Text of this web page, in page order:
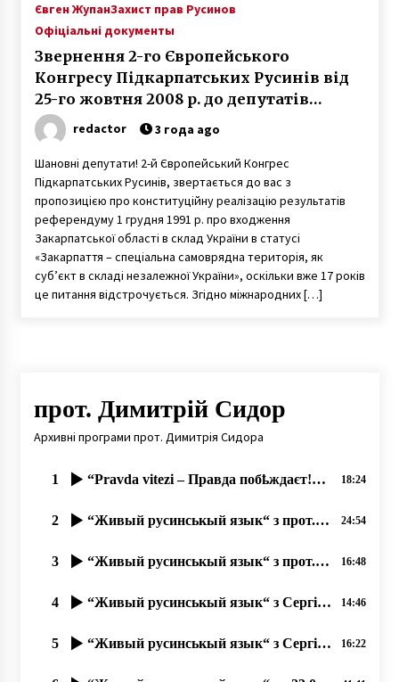
Євген ЖупанЗахист прав Русинов
Офіціальні документы
Звернення 2-го Європейського
Конгресу Підкарпатських Русинів від
25-го жовтня 2008 р. до депутатів
Закарпатської обласної ради
(фотокопія документу, том 8 стор. 100
кримінальної справи)
redactor 3 года ago
Шановні депутати! 2-й Європейський Конгрес
Підкарпатських Русинів, звертається до вас з
пропозицією про конституційну реалізацію результатів
референдуму 1 грудня 1991 р. про входження
Закарпатської області в склад України в статусі
«Закарпаття – спеціальна самоврядна територія, як
суб’єкт в складі незалежної України», оскільки вже 17 років
це питання відстрочується. Згідно міжнародних […]
прот. Димитрій Сидор
Архивні програми прот. Димитрія Сидора
1 “Pravda vitezі – Правда побҍждаєт!“ – Круглый стол русинов в Пражському Градҍ 03.09.2019 18:24
2 “Живый русинськый язык“ з прот. Димитрием Сидором та Оленов Копинець-Барта од 24.11.2019 24:54
3 “Живый русинськый язык“ з прот. ДИМИТРІЄМ СИДОРОМ од 15.11.2019 16:48
4 “Живый русинськый язык“ з Сергієм Тудовші од 07.10.2019 14:46
5 “Живый русинськый язык“ з Сергієм Тудовші од 10.10.2019, Ч. 2 16:22